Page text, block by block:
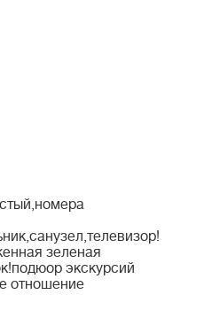
зеленая
экскурсий
отношение